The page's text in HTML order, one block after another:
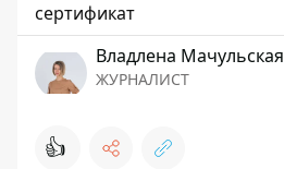
сертификат
Владлена Мачульская
ЖУРНАЛИСТ
👍